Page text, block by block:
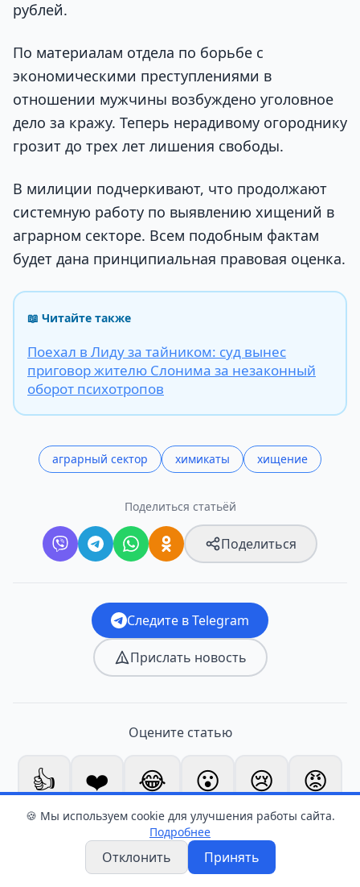
рублей.
По материалам отдела по борьбе с
экономическими преступлениями в
отношении мужчины возбуждено уголовное
дело за кражу. Теперь нерадивому огороднику
грозит до трех лет лишения свободы.
В милиции подчеркивают, что продолжают
системную работу по выявлению хищений в
аграрном секторе. Всем подобным фактам
будет дана принципиальная правовая оценка.
📖 Читайте также
Поехал в Лиду за тайником: суд вынес
приговор жителю Слонима за незаконный
оборот психотропов
аграрный сектор химикаты хищение
Поделиться статьёй
Поделиться
Следите в Telegram
Прислать новость
Оцените статью
👍 ❤️ 😂 😮 😢 😡
🍪 Мы используем cookie для улучшения работы сайта.
Подробнее
Отклонить Принять